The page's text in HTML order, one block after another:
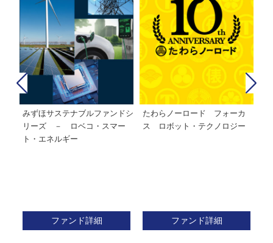
みずほサステナブルファンドシ
リーズ － ロベコ・スマー
ト・エネルギー
ファンド詳細
たわらノーロード フォーカ
ス ロボット・テクノロジー
ファンド詳細